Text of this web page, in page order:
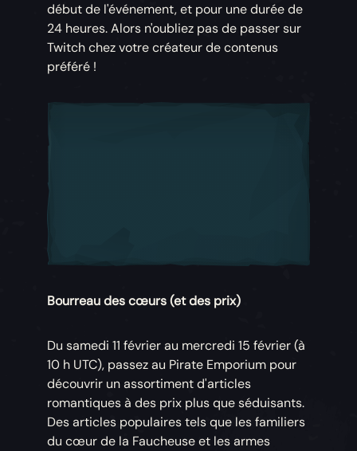
début de l'événement, et pour une durée de
24 heures. Alors n'oubliez pas de passer sur
Twitch chez votre créateur de contenus
préféré !
Bourreau des cœurs (et des prix)
Du samedi 11 février au mercredi 15 février (à
10 h UTC), passez au Pirate Emporium pour
découvrir un assortiment d'articles
romantiques à des prix plus que séduisants.
Des articles populaires tels que les familiers
du cœur de la Faucheuse et les armes